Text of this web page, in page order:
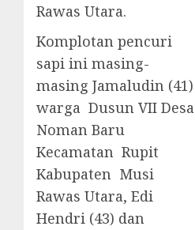
Rawas Utara.
Komplotan pencuri
sapi ini masing-
masing Jamaludin (41)
warga Dusun VII Desa
Noman Baru
Kecamatan Rupit
Kabupaten Musi
Rawas Utara, Edi
Hendri (43) dan